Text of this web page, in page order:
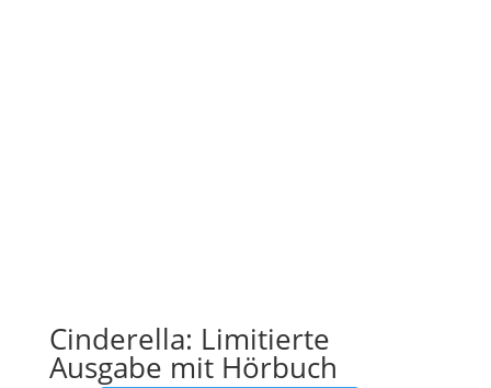
Cinderella: Limitierte
Ausgabe mit Hörbuch